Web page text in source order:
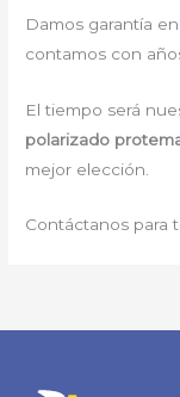
Damos garantía
contamos con
El tiempo será
polarizado
mejor elección.
Contáctanos para